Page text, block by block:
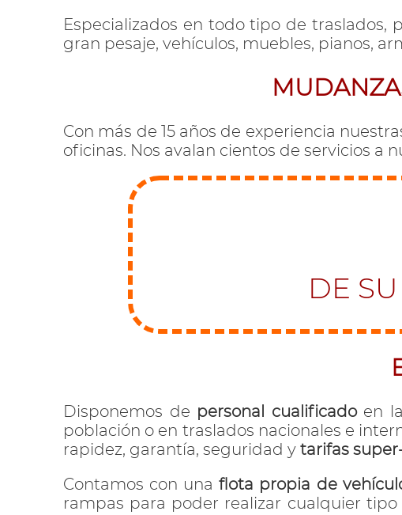
Especializados en todo tipo de traslados,
gran pesaje, vehículos, muebles, pianos,
Con más de 15 años de experiencia
oficinas. Nos avalan cientos de servicios a
DE
Disponemos de personal cualificadoen
población o en traslados nacionales e
rapidez, garantía, seguridad y tarifas
Contamos con unaflota propia de
rampas para poder realizar cualquier